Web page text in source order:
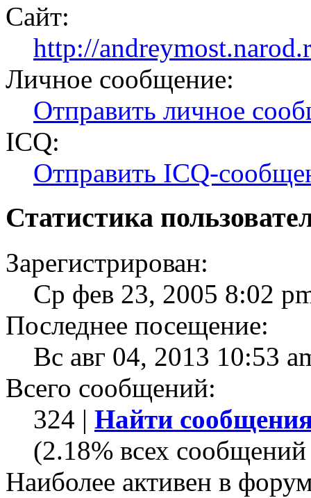
Сайт:
http://
Личное сообщение:
Отправить личное
ICQ:
Отправить ICQ-
Статистика
Зарегистрирован:
Ср фев 23, 2005 8:02
Последнее посещение:
Вс авг 04, 2013 10:53
Всего сообщений:
324 | Найти
(2.18% всех
Наиболее активен в